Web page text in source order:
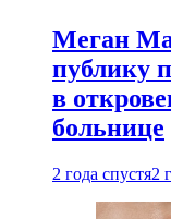
Меган
публику
в
больнице
2 года спустя2